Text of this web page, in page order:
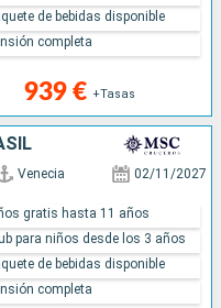
939 € +Tasas
de bebidas disponible
completa
Venecia 02/11/2027
gratis hasta 11 años
para niños desde los 3 años
de bebidas disponible
completa